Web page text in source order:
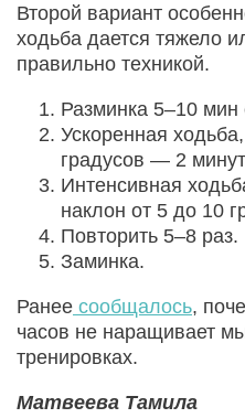
Второй вариант
ходьба дается тяжело
правильно техникой.
Разминка 5–10 мин
Ускоренная
градусов — 2
Интенсивная
наклон от 5 до 10
Повторить 5–8 раз.
Заминка.
Ранее сообщалось,
часов не наращивает
тренировках.
Матвеева Тамила